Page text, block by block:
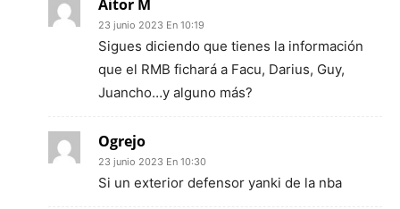
Aitor M
23 junio 2023 En 10:19
Sigues diciendo que tienes la información
que el RMB fichará a Facu, Darius, Guy,
Juancho…y alguno más?
Ogrejo
23 junio 2023 En 10:30
Si un exterior defensor yanki de la nba